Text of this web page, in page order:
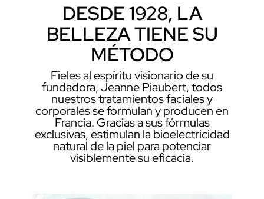
DESDE 1928, LA
BELLEZA TIENE SU
MÉTODO
Fieles al espíritu visionario de su
fundadora, Jeanne Piaubert, todos
nuestros tratamientos faciales y
corporales se formulan y producen en
Francia. Gracias a sus fórmulas
exclusivas, estimulan la bioelectricidad
natural de la piel para potenciar
visiblemente su eficacia.